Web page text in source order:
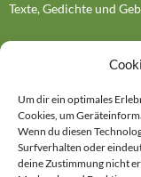
Um dir ein optimales
Cookies, um
Wenn du diesen
Surfverhalten oder
deine Zustimmung nicht
Texte, Gedichte und
DOROTHEE BORNATH
Kontakt